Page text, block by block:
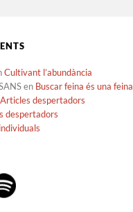
Cultivant l’abundància
en Buscar feina és una feina
Articles despertadors
despertadors